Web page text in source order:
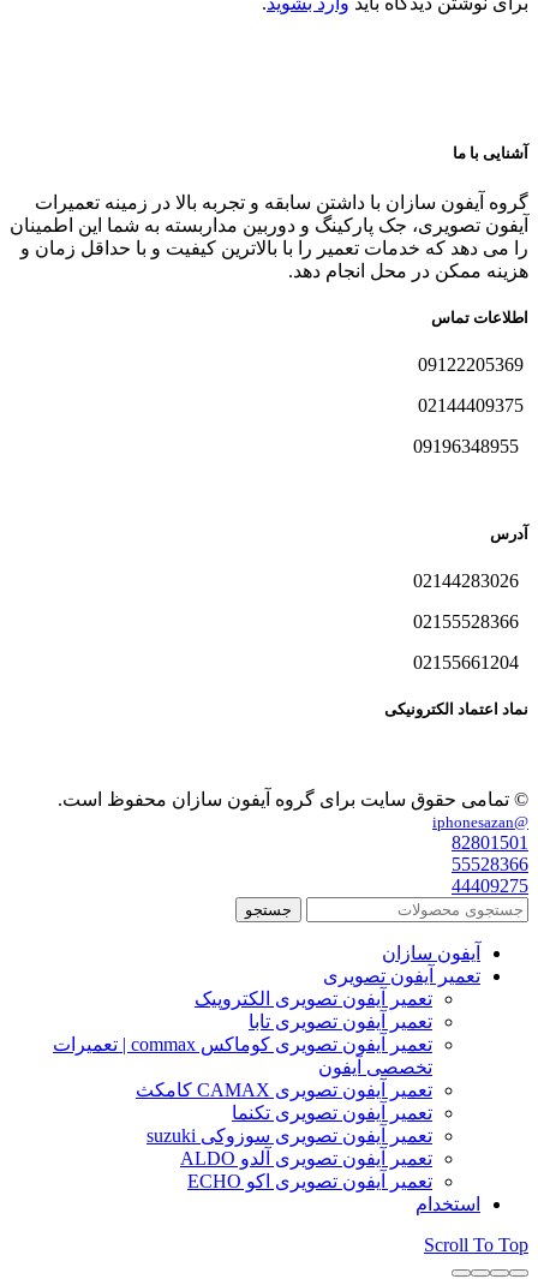
آشنایی با ما
گروه آیفون سازان با داشتن سابقه و تجربه بالا در زمینه تعمیرات
آیفون تصویری، جک پارکینگ و دوربین مداربسته به شما این اطمینان
را می دهد که خدمات تعمیر را با بالاترین کیفیت و با حداقل زمان و
هزینه ممکن در محل انجام دهد.
اطلاعات تماس
آدرس
نماد اعتماد الکترونیکی
© تمامی حقوق سایت برای گروه آیفون سازان محفوظ است.
@iphonesazan
82801501
55528366
44409275
جستجو
آیفون سازان
تعمیر آیفون تصویری
تعمیر آیفون تصویری الکتروپیک
تعمیر آیفون تصویری تابا
تعمیر آیفون تصویری کوماکس commax | تعمیرات
تخصصی آیفون
تعمیر آیفون تصویری CAMAX کامکث
تعمیر آیفون تصویری تکنما
تعمیر آیفون تصویری سوزوکی suzuki
تعمیر آیفون تصویری آلدو ALDO
تعمیر آیفون تصویری اکو ECHO
استخدام
Scroll To Top